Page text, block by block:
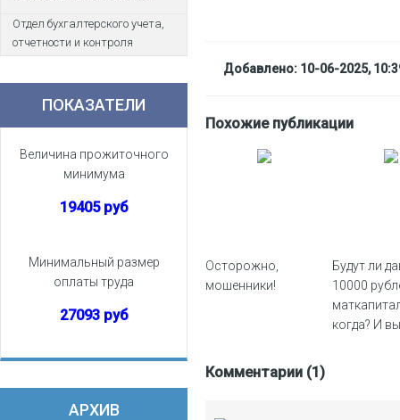
Отдел бухгалтерского учета,
отчетности и контроля
ПОКАЗАТЕЛИ
Величина прожиточного
минимума
19405 руб
Минимальный размер
оплаты труда
27093 руб
АРХИВ
Добавлено: 10-06-2025,
Похожие публикации
Осторожно,
мошенники!
Будут ли
10000
когда? И
Комментарии (1)